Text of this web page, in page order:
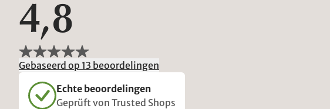
4,8
Gebaseerd op 13 beoordelingen
Echte beoordelingen
Geprüft von Trusted Shops